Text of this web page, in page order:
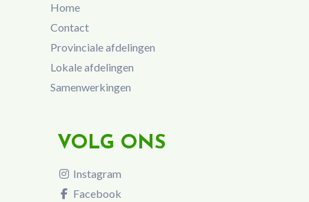
Home
Contact
Provinciale afdelingen
Lokale afdelingen
Samenwerkingen
VOLG ONS
Instagram
Facebook